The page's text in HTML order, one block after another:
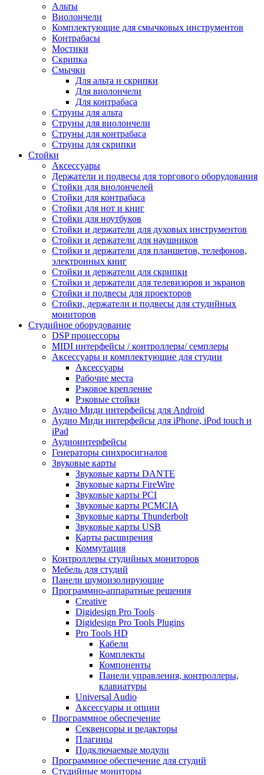
Альты
Виолончели
Комплектующие для смычковых инструментов
Контрабасы
Мостики
Скрипка
Смычки
Для альта и скрипки
Для виолончели
Для контрабаса
Струны для альта
Струны для виолончели
Струны для контрабаса
Струны для скрипки
Стойки
Аксессуары
Держатели и подвесы для торгового оборудования
Стойки для виолончелей
Стойки для контрабаса
Стойки для нот и книг
Стойки для ноутбуков
Стойки и держатели для духовых инструментов
Стойки и держатели для наушников
Стойки и держатели для планшетов, телефонов,
электронных книг
Стойки и держатели для скрипки
Стойки и держатели для телевизоров и экранов
Стойки и подвесы для проекторов
Стойки, держатели и подвесы для студийных
мониторов
Студийное оборудование
DSP процессоры
MIDI интерфейсы / контроллеры/ семплеры
Аксессуары и комплектующие для студии
Аксессуары
Рабочие места
Рэковое крепление
Рэковые стойки
Аудио Миди интерфейсы для Android
Аудио Миди интерфейсы для iPhone, iPod touch и
iPad
Аудиоинтерфейсы
Генераторы синхросигналов
Звуковые карты
Звуковые карты DANTE
Звуковые карты FireWire
Звуковые карты PCI
Звуковые карты PCMCIA
Звуковые карты Thunderbolt
Звуковые карты USB
Карты расширения
Коммутация
Контроллеры студийных мониторов
Мебель для студий
Панели шумоизолирующие
Программно-аппаратные решения
Creative
Digidesign Pro Tools
Digidesign Pro Tools Plugins
Pro Tools HD
Кабели
Комплекты
Компоненты
Панели управления, контроллеры,
клавиатуры
Universal Audio
Аксессуары и опции
Программное обеспечение
Cеквенсоры и редакторы
Плагины
Подключаемые модули
Программное обеспечение для студий
Студийные мониторы